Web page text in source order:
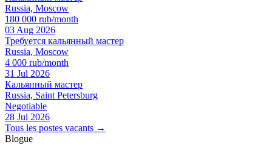
Russia, Moscow
180 000 rub/month
03 Aug 2026
Требуется кальянный мастер
Russia, Moscow
4 000 rub/month
31 Jul 2026
Кальянный мастер
Russia, Saint Petersburg
Negotiable
28 Jul 2026
Tous les postes vacants →
Blogue